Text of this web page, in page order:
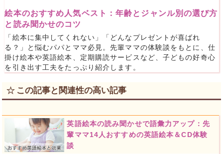
絵本のおすすめ人気ベスト：年齢とジャンル別の選び方
と読み聞かせのコツ
「絵本に集中してくれない」「どんなプレゼントが喜ばれ
る？」と悩むパパとママ必見。先輩ママの体験談をもとに、仕
掛け絵本や英語絵本、定期購読サービスなど、子どもの好奇心
を引き出す工夫をたっぷり紹介します。
この記事と関連性の高い記事
英語絵本の読み聞かせで語彙力アップ：先
輩ママ14人おすすめの英語絵本＆CD体験
談